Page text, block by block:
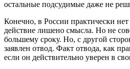
остальные подсудимые даже не
Конечно, в России практически
действие лишено смысла. Но не
большему сроку. Но, с другой
заявлен отвод. Факт отвода, как
если он действительно уверен в